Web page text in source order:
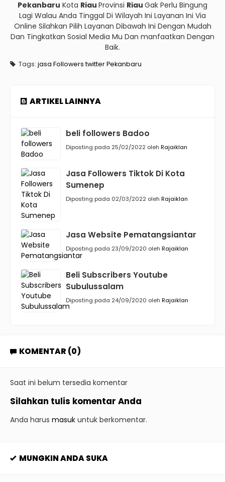
Pekanbaru Kota Riau Provinsi Riau Gak Perlu Bingung
Lagi Walau Anda Tinggal Di Wilayah Ini Layanan Ini Via
Online Silahkan Pilih Layanan Dibawah Ini Dengan Mudah
Dan Tingkatkan Sosial Media Mu Dan manfaatkan Dengan
Baik.
Tags: jasa Followers twitter Pekanbaru
ARTIKEL LAINNYA
beli followers Badoo
Diposting pada 25/02/2022 oleh Rajaiklan
Jasa Followers Tiktok Di Kota
Sumenep
Diposting pada 02/03/2022 oleh Rajaiklan
Jasa Website Pematangsiantar
Diposting pada 23/09/2020 oleh Rajaiklan
Beli Subscribers Youtube
Subulussalam
Diposting pada 24/09/2020 oleh Rajaiklan
KOMENTAR (0)
Saat ini belum tersedia komentar
Silahkan tulis komentar Anda
Anda harus masuk untuk berkomentar.
MUNGKIN ANDA SUKA